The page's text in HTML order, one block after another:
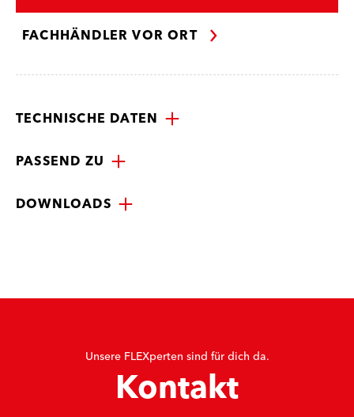
FACHHÄNDLER VOR ORT
TECHNISCHE DATEN
PASSEND ZU
DOWNLOADS
Unsere FLEXperten sind für dich da.
Kontakt